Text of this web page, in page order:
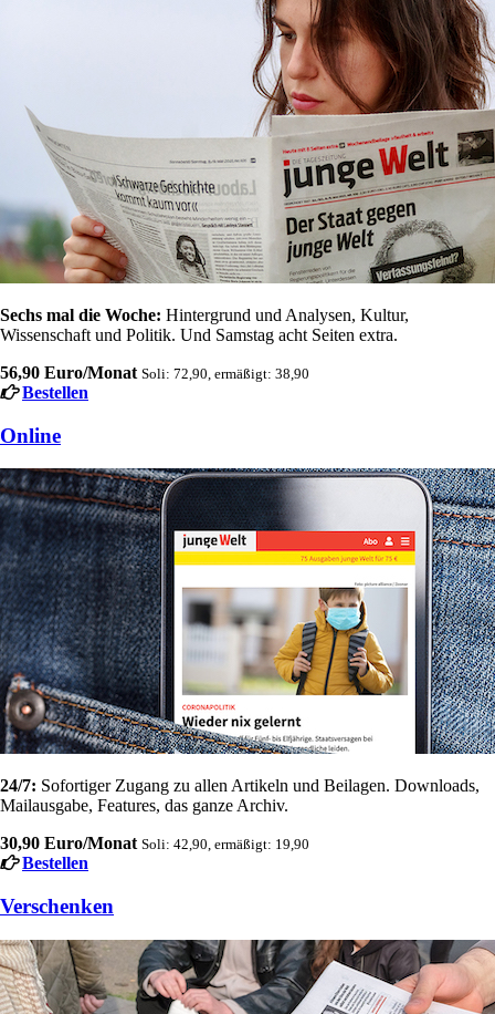
Sechs mal die Woche: Hintergrund und Analysen, Kultur,
Wissenschaft und Politik. Und Samstag acht Seiten extra.
56,90 Euro/Monat Soli: 72,90, ermäßigt: 38,90
Bestellen
Online
24/7: Sofortiger Zugang zu allen Artikeln und Beilagen. Downloads,
Mailausgabe, Features, das ganze Archiv.
30,90 Euro/Monat Soli: 42,90, ermäßigt: 19,90
Bestellen
Verschenken